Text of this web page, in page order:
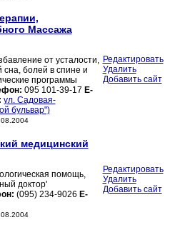
Массажа
от усталости,
болей в спине и
программы
095 101-39-17 E-
ул. Садовая-
бульвар")
Редактировать
Удалить
Добавить сайт
медицинский
помощь,
доктор'
(095) 234-9026 E-
Редактировать
Удалить
Добавить сайт